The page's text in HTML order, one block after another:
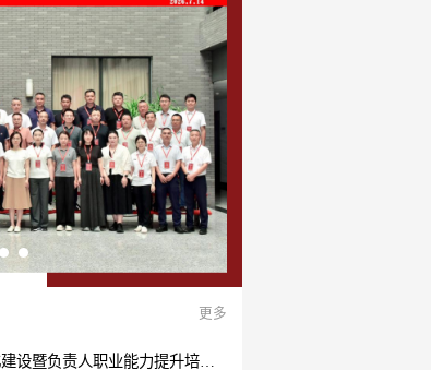
更多
统文化手作研习课程